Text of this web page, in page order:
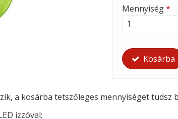
Mennyiség*
Kosárba
a kosárba tetszőleges mennyiséget tudsz
izzóval: